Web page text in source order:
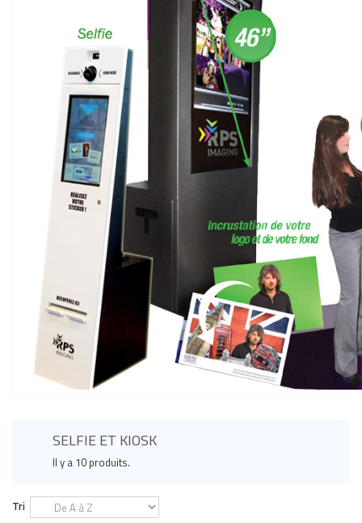
SELFIE ET KIOSK
Il y a 10 produits.
Tri